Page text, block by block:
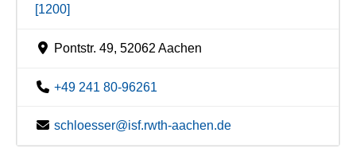
[1200]
Pontstr. 49, 52062 Aachen
+49 241 80-96261
schloesser@isf.rwth-aachen.de